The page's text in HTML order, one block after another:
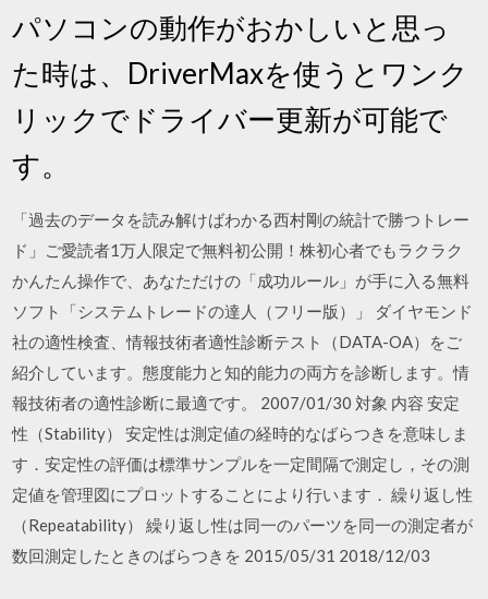
パソコンの動作がおかしいと思っ
た時は、DriverMaxを使うとワンク
リックでドライバー更新が可能で
す。
「過去のデータを読み解けばわかる西村剛の統計で勝つトレー
ド」ご愛読者1万人限定で無料初公開！株初心者でもラクラク
かんたん操作で、あなただけの「成功ルール」が手に入る無料
ソフト「システムトレードの達人（フリー版）」 ダイヤモンド
社の適性検査、情報技術者適性診断テスト（DATA-OA）をご
紹介しています。態度能力と知的能力の両方を診断します。情
報技術者の適性診断に最適です。 2007/01/30 対象 内容 安定
性（Stability） 安定性は測定値の経時的なばらつきを意味しま
す．安定性の評価は標準サンプルを一定間隔で測定し，その測
定値を管理図にプロットすることにより行います． 繰り返し性
（Repeatability） 繰り返し性は同一のパーツを同一の測定者が
数回測定したときのばらつきを 2015/05/31 2018/12/03